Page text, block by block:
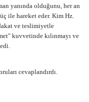
yanında olduğunu, her an
ile hareket eder. Kim Hz.
ve teslimiyetle
kuvvetinde kılınmayı ve
cevaplandırdı.